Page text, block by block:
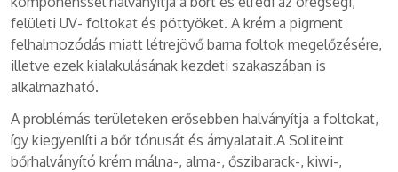
felületi UV- foltokat és pöttyöket. A krém a pigment
felhalmozódás miatt létrejövő barna foltok megelőzésére,
illetve ezek kialakulásának kezdeti szakaszában is
alkalmazható.
A problémás területeken erősebben halványítja a foltokat,
így kiegyenlíti a bőr tónusát és árnyalatait.A Soliteint
bőrhalványító krém málna-, alma-, őszibarack-, kiwi-,